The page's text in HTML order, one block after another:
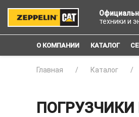
техники и
О КОМПАНИИ КАТАЛОГ
Главная Каталог